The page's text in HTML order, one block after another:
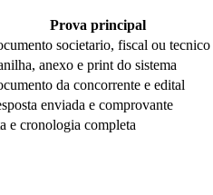
Prova principal
societario, fiscal ou tecnico
anexo e print do sistema
da concorrente e edital
enviada e comprovante
e cronologia completa